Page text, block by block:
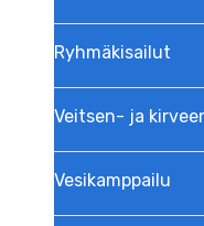
Ryhmäkisailut
Veitsen- ja
Vesikamppailu